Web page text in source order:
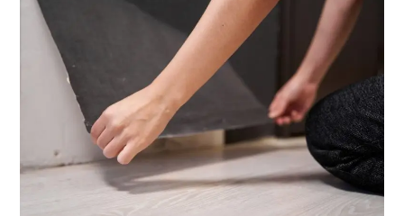
Geverfd
Glasweefselbehang:
Stapsgewijze